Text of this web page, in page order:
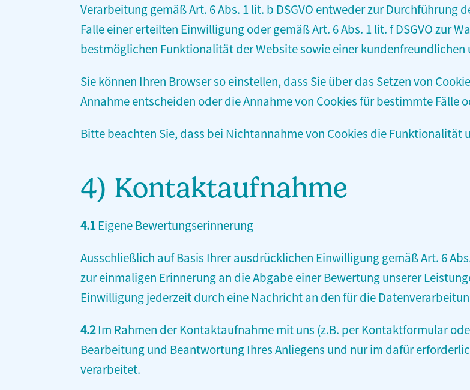
Verarbeitung gemäß Art. 6 Abs. 1 lit. b DSGVO entweder zur Durchführung
Falle einer erteilten Einwilligung oder gemäß Art. 6 Abs. 1 lit. f DSGVO zur
bestmöglichen Funktionalität der Website sowie einer
Sie können Ihren Browser so einstellen, dass Sie über das Setzen von
Annahme entscheiden oder die Annahme von Cookies für bestimmte Fälle
Bitte beachten Sie, dass bei Nichtannahme von Cookies die Funktionalität
4) Kontaktaufnahme
4.1Eigene Bewertungserinnerung
Ausschließlich auf Basis Ihrer ausdrücklichen Einwilligung gemäß Art. 6
zur einmaligen Erinnerung an die Abgabe einer Bewertung unserer
Einwilligung jederzeit durch eine Nachricht an den für die
4.2Im Rahmen der Kontaktaufnahme mit uns (z.B. per Kontaktformular
Bearbeitung und Beantwortung Ihres Anliegens und nur im dafür
verarbeitet.